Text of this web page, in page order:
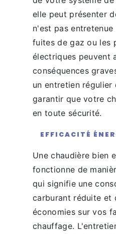
elle peut présenter
n'est pas
fuites de gaz ou les
électriques peuvent
conséquences
un entretien
garantir que votre
en toute sécurité.
EFFICACITÉ
Une chaudière bien
fonctionne de
qui signifie une
carburant réduite et
économies sur vos
chauffage.